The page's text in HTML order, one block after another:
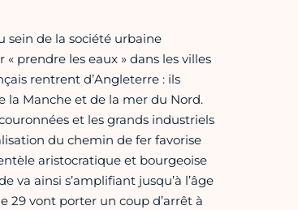
sein de la société urbaine
prendre les eaux » dans les villes
rentrent d’Angleterre : ils
la Manche et de la mer du Nord.
et les grands industriels
du chemin de fer favorise
aristocratique et bourgeoise
ainsi s’amplifiant jusqu’à l’âge
29 vont porter un coup d’arrêt à